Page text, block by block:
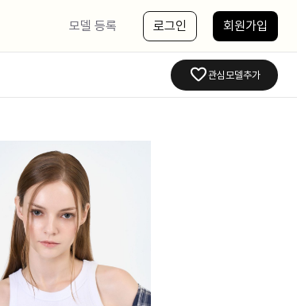
모델 등록 로그인 회원가입
관심모델추가